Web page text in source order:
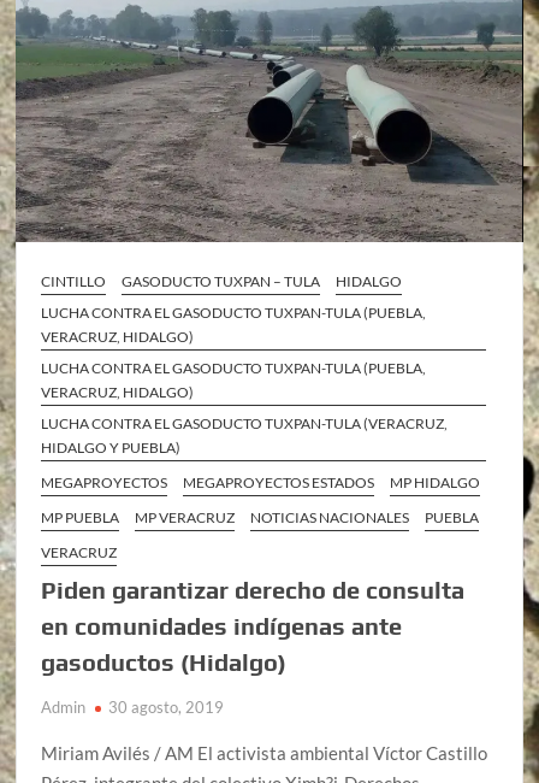
CINTILLO GASODUCTO TUXPAN – TULA
HIDALGO
LUCHA CONTRA EL GASODUCTO TUXPAN-TULA (PUEBLA,
VERACRUZ, HIDALGO)
LUCHA CONTRA EL GASODUCTO TUXPAN-TULA (PUEBLA,
VERACRUZ, HIDALGO)
LUCHA CONTRA EL GASODUCTO TUXPAN-TULA (VERACRUZ,
HIDALGO Y PUEBLA)
MEGAPROYECTOS
MEGAPROYECTOS ESTADOS
MP HIDALGO
MP PUEBLA
MP VERACRUZ NOTICIAS NACIONALES
PUEBLA
VERACRUZ
Piden garantizar derecho de consulta
en comunidades indígenas ante
gasoductos (Hidalgo)
Admin 30 agosto, 2019
Miriam Avilés / AM El activista ambiental Víctor Castillo